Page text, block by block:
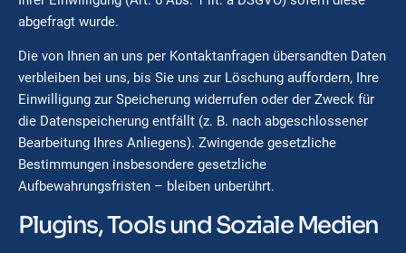
abgefragt wurde.
Die von Ihnen an uns per Kontaktanfragen übersandten Daten
verbleiben bei uns, bis Sie uns zur Löschung auffordern, Ihre
Einwilligung zur Speicherung widerrufen oder der Zweck für
die Datenspeicherung entfällt (z. B. nach abgeschlossener
Bearbeitung Ihres Anliegens). Zwingende gesetzliche
Bestimmungen insbesondere gesetzliche
Aufbewahrungsfristen – bleiben unberührt.
Plugins, Tools und Soziale Medien